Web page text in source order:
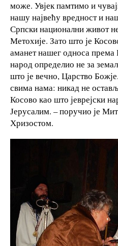
може. Увјек памтимо и
нашу највећу вредност и
Српски национални живот
Метохије. Зато што је
аманет нашег односа
народ определио не за
што је вечно, Царство
свима нама: никад не
Косово као што јеврејски
Јерусалим. – поручио је
Хризостом.